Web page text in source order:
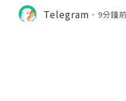
Telegram 9分鐘前